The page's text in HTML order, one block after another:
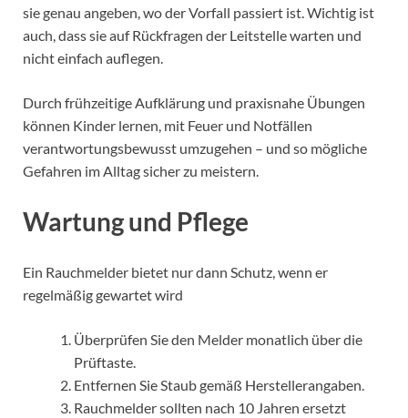
sie genau angeben, wo der Vorfall passiert ist. Wichtig ist
auch, dass sie auf Rückfragen der Leitstelle warten und
nicht einfach auflegen.
Durch frühzeitige Aufklärung und praxisnahe Übungen
können Kinder lernen, mit Feuer und Notfällen
verantwortungsbewusst umzugehen – und so mögliche
Gefahren im Alltag sicher zu meistern.
Wartung und Pflege
Ein Rauchmelder bietet nur dann Schutz, wenn er
regelmäßig gewartet wird
Überprüfen Sie den Melder monatlich über die
Prüftaste.
Entfernen Sie Staub gemäß Herstellerangaben.
Rauchmelder sollten nach 10 Jahren ersetzt